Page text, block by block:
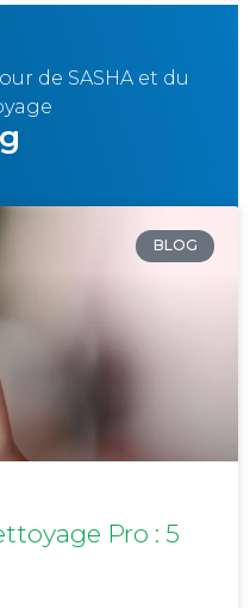
de SASHA et du
BLOG
Pro : 5